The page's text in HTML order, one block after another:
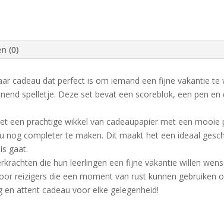
(0)
cadeau dat perfect is om iemand een fijne vakantie
spelletje. Deze set bevat een scoreblok, een pen
een prachtige wikkel van cadeaupapier met een
nog completer te maken. Dit maakt het een ideaal
gaat.
die hun leerlingen een fijne vakantie willen
reizigers die een moment van rust kunnen
attent cadeau voor elke gelegenheid!